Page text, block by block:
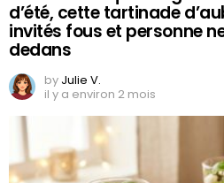
d’été, cette tartinade
invités fous et personne
dedans
by Julie V.
il y a environ 2 mois